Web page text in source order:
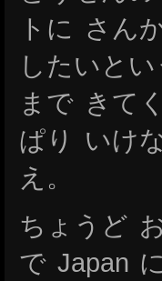
トに さん
したいと
まで きて
ぱり いけ
え。
ちょうど
で Japan